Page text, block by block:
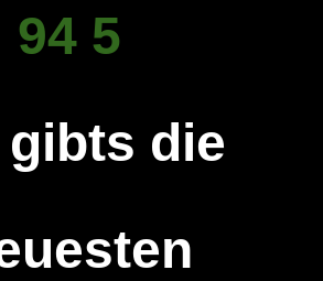
94 5
gibts die